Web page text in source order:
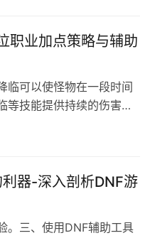
职业加点策略与辅助
临可以使怪物在一段时间
等技能提供持续的伤害输
器-深入剖析DNF游
。三、使用DNF辅助工具